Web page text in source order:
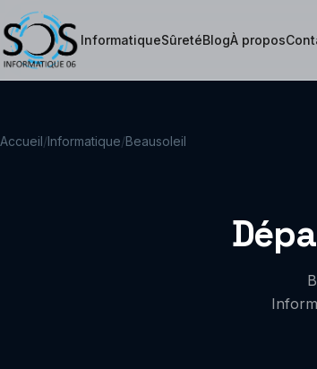
InformatiqueSûretéBlogÀ propos
Accueil/Informatique/Beausoleil